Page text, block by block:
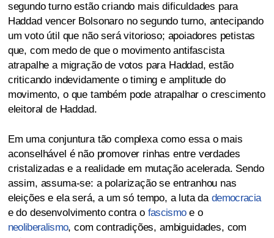
segundo turno estão criando mais dificuldades para
Haddad vencer Bolsonaro no segundo turno, antecipando
um voto útil que não será vitorioso; apoiadores petistas
que, com medo de que o movimento antifascista
atrapalhe a migração de votos para Haddad, estão
criticando indevidamente o timing e amplitude do
movimento, o que também pode atrapalhar o crescimento
eleitoral de Haddad.
Em uma conjuntura tão complexa como essa o mais
aconselhável é não promover rinhas entre verdades
cristalizadas e a realidade em mutação acelerada. Sendo
assim, assuma-se: a polarização se entranhou nas
eleições e ela será, a um só tempo, a luta da democracia
e do desenvolvimento contra o fascismoe o
neoliberalismo, com contradições, ambiguidades, com